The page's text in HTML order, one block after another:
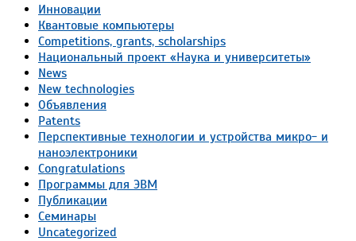
Инновации
Квантовые компьютеры
Competitions, grants, scholarships
Национальный проект «Наука и университеты»
News
New technologies
Объявления
Patents
Перспективные технологии и устройства микро- и
наноэлектроники
Congratulations
Программы для ЭВМ
Публикации
Семинары
Uncategorized